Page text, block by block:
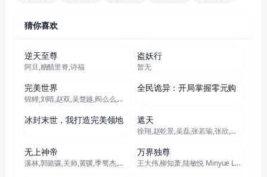
猜你喜欢
逆天至尊
阿旦,糖醋里脊,诗福
盗妖行
暂无
更新至281集
完美世界
锦鲤,刘晴,赵双,吴楚越,阎么么,宣晓鸣
全民诡异：开局掌握零元购
更新至230集
冰封末世，我打造完美领地 遮天
徐翔,赵乾景,吴磊,张若瑜,张欣,王肖兵,韩娇娇,李蝉妃
无上神帝
溪林,郭懿骧,关帅,黄骥,季骜杰,钟巍,烈之流星,蘭雨馨,张妮,徐翔,Akira明,柳知萧
更新至472集
万界独尊
王大伟,柳知萧,陆敏悦 Minyue Lu,黄骥,关帅,蘭雨馨,季骜杰,默伶,宴宁,徐翔,张妮,烈之流星,钟巍,Akira明,安志,kinsen,芥末
更新至142集 更新至38集